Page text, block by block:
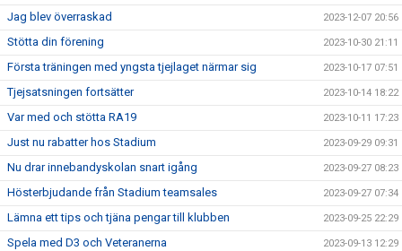
Jag blev överraskad 2023-12-07 20:56
Stötta din förening 2023-10-30 21:11
Första träningen med yngsta tjejlaget närmar sig 2023-10-17 07:51
Tjejsatsningen fortsätter 2023-10-14 18:22
Var med och stötta RA19 2023-10-11 17:23
Just nu rabatter hos Stadium 2023-09-29 09:31
Nu drar innebandyskolan snart igång 2023-09-27 08:23
Hösterbjudande från Stadium teamsales 2023-09-27 07:34
Lämna ett tips och tjäna pengar till klubben 2023-09-25 22:29
Spela med D3 och Veteranerna 2023-09-13 12:29